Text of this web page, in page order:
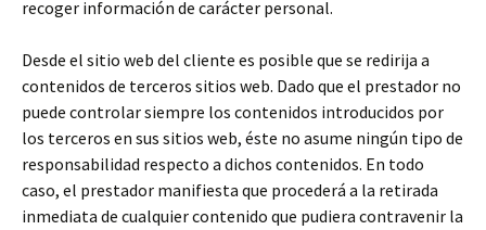
recoger información de carácter personal.
Desde el sitio web del cliente es posible que se redirija a
contenidos de terceros sitios web. Dado que el prestador no
puede controlar siempre los contenidos introducidos por
los terceros en sus sitios web, éste no asume ningún tipo de
responsabilidad respecto a dichos contenidos. En todo
caso, el prestador manifiesta que procederá a la retirada
inmediata de cualquier contenido que pudiera contravenir la